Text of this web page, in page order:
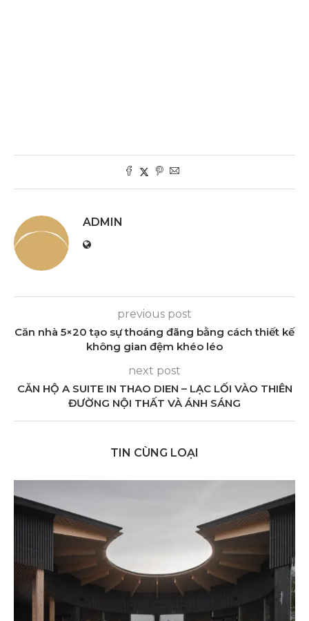
ADMIN
previous post
Căn nhà 5×20 tạo sự thoáng đãng bằng cách thiết kế
không gian đệm khéo léo
next post
CĂN HỘ A SUITE IN THAO DIEN – LẠC LỐI VÀO THIÊN
ĐƯỜNG NỘI THẤT VÀ ÁNH SÁNG
TIN CÙNG LOẠI